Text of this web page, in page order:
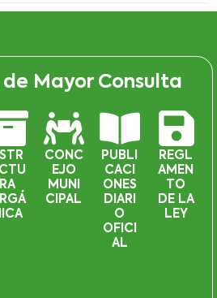
Mayor Consulta
RA
CONC
EJO
MUNI
CIPAL
PUBLI
CACI
ONES
DIARI
O
OFICI
AL
REGL
AMEN
TO
DE LA
LEY